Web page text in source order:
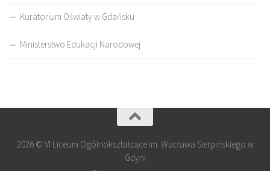
Kuratorium Oświaty w Gdańsku
Ministerstwo Edukacji Narodowej
2026 © VI Liceum Ogólnokształcące im. Wacława Sierpińskiego w
Gdyni